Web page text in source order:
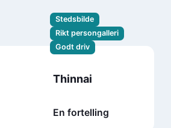
Stedsbilde
Rikt persongalleri
Godt driv
Thinnai
En fortelling